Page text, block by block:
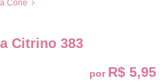
Cone
Citrino 383
por R$ 5,95